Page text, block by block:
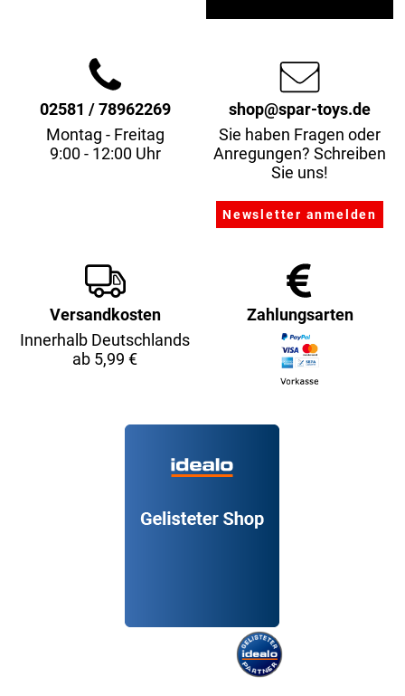
02581 / 78962269
Montag - Freitag
9:00 - 12:00 Uhr
shop@spar-toys.de
Sie haben Fragen oder
Anregungen? Schreiben
Sie uns!
Versandkosten
Innerhalb Deutschlands
ab 5,99 €
Zahlungsarten